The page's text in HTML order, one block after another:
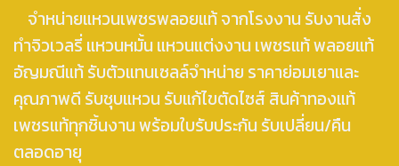
จำหน่ายแหวนเพชรพลอยแท้ จากโรงงาน รับงานสั่ง
ทำจิวเวลรี่ แหวนหมั้น แหวนแต่งงาน เพชรแท้ พลอยแท้
อัญมณีแท้ รับตัวแทนเซลล์จำหน่าย ราคาย่อมเยาและ
คุณภาพดี รับชุบแหวน รับแก้ไขตัดไซส์ สินค้าทองแท้
เพชรแท้ทุกชิ้นงาน พร้อมใบรับประกัน รับเปลี่ยน/คืน
ตลอดอายุ